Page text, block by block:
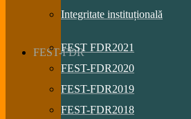
Integritate instituțională
FEST-FDRFEST FDR2021
FEST-FDR2020
FEST-FDR2019
FEST-FDR2018